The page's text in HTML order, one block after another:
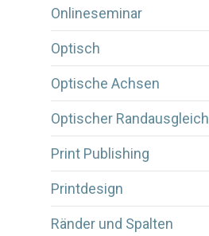
Onlineseminar
Optisch
Optische Achsen
Optischer Randausgleich
Print Publishing
Printdesign
Ränder und Spalten